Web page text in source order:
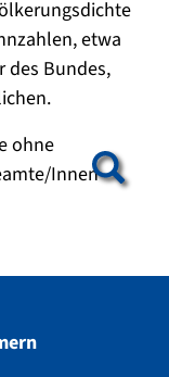
etwa
des Bundes,
ohne
Innen